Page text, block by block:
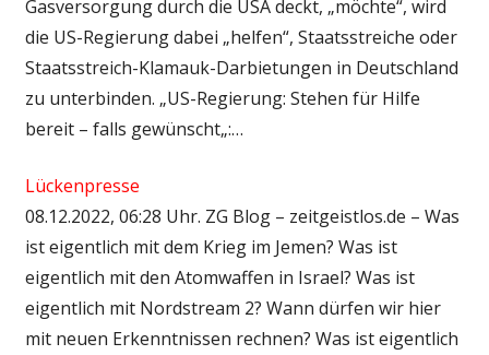
Gasversorgung durch die USA deckt, „möchte“, wird
die US-Regierung dabei „helfen“, Staatsstreiche oder
Staatsstreich-Klamauk-Darbietungen in Deutschland
zu unterbinden. „US-Regierung: Stehen für Hilfe
bereit – falls gewünscht„:…
Lückenpresse
08.12.2022, 06:28 Uhr. ZG Blog – zeitgeistlos.de – Was
ist eigentlich mit dem Krieg im Jemen? Was ist
eigentlich mit den Atomwaffen in Israel? Was ist
eigentlich mit Nordstream 2? Wann dürfen wir hier
mit neuen Erkenntnissen rechnen? Was ist eigentlich